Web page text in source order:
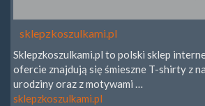
sklepzkoszulkami.pl
Sklepzkoszulkami.pl to polski sklep
ofercie znajdują się śmieszne T-shirty z
urodziny oraz z motywami …
sklepzkoszulkami.pl